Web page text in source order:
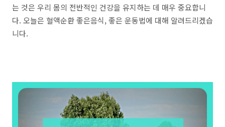
는 것은 우리 몸의 전반적인 건강을 유지하는 데 매우 중요합니
다. 오늘은 혈액순환 좋은음식, 좋은 운동법에 대해 알려드리겠습
니다.